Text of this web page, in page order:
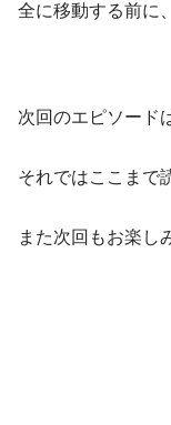
全に移動する前に
次回のエピソード
それではここまで
また次回もお楽し